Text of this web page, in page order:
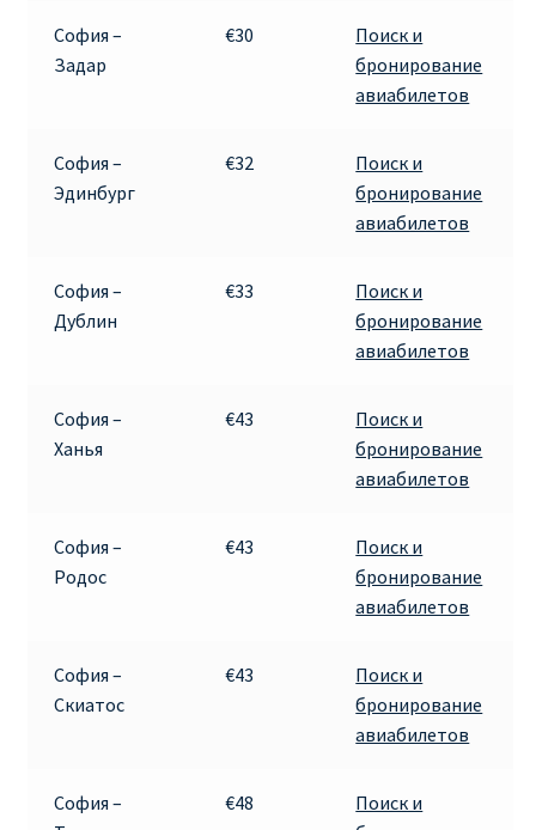
София –
Задар
€30
Поиск и
бронирование
авиабилетов
София –
Эдинбург
€32
Поиск и
бронирование
авиабилетов
София –
Дублин
€33
Поиск и
бронирование
авиабилетов
София –
Ханья
€43
Поиск и
бронирование
авиабилетов
София –
Родос
€43
Поиск и
бронирование
авиабилетов
София –
Скиатос
€43
Поиск и
бронирование
авиабилетов
София –
€48
Поиск и